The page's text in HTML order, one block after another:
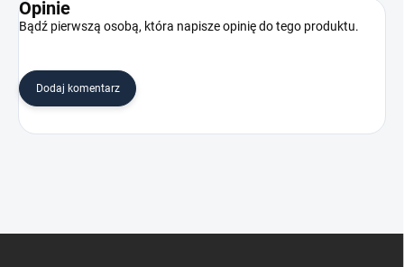
Opinie
Bądź pierwszą osobą, która napisze opinię do tego produktu.
Dodaj komentarz